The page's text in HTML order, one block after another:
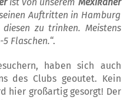
Auftritten in Hamburg
zu trinken. Meistens
Flaschen.“.
haben sich auch
des Clu­bs geoutet. Kein
hier großartig gesorgt! Der